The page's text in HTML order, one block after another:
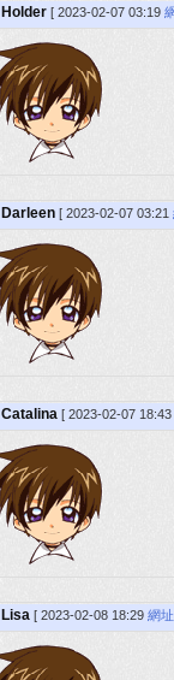
Holder [ 2023-02-07 03:19
Darleen [ 2023-02-07 03:21
Catalina [ 2023-02-07 18:43
Lisa [ 2023-02-08 18:29 網址